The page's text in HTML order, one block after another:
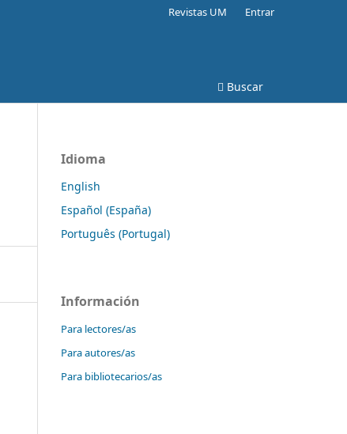
Buscar
Revistas UM Entrar
Idioma
English
Español (España)
Português (Portugal)
Información
Para lectores/as
Para autores/as
Para bibliotecarios/as